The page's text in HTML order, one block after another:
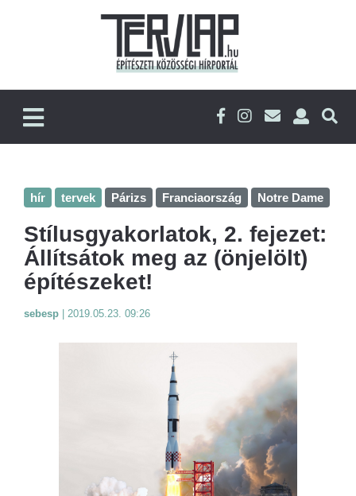
hír tervek Párizs Franciaország Notre Dame
Stílusgyakorlatok, 2. fejezet:
Állítsátok meg az (önjelölt)
építészeket!
sebesp 2019.05.23. 09:26